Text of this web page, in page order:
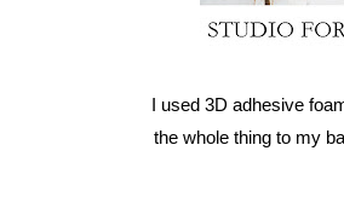
I used 3D adhesive
the whole thing to my